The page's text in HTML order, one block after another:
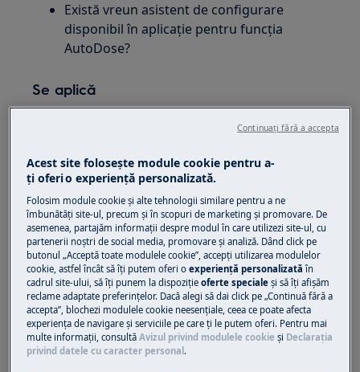
Există vreun asistent de configurare
disponibil în aplicație pentru funcția
AutoDose?
Se aplică
masini de spalat cu caracteristica
Soluție
1. Pentru a vă ajuta lainstalarea AutoDose,
este disponibil un ghid suplimentar în aplicație.
Imediat după ce utilizatorul finalizează Wi-Fi la
bord și înregistrarea, acest ghid va apărea.
Informații despre modul de funcționare
automată
Cum se utilizează diferitele compartimente
(automată vs manual)
Acest site folosește module cookie pentru a-
ţi oferi o experienţă personalizată.
Folosim module cookie și alte tehnologii similare pentru a ne
îmbunătăţi site-ul, precum și în scopuri de marketing și promovare. De
asemenea, partajăm informaţii despre modul în care utilizezi site-ul, cu
partenerii noștri de social media, promovare și analiză. Dând click pe
butonul „Acceptă toate modulele cookie”, accepţi utilizarea modulelor
cookie, astfel încât să îţi putem oferi oexperienţă personalizată în
cadrul site-ului, să îţi punem la dispoziţieoferte speciale și să îţi afișăm
reclame adaptate preferinţelor. Dacă alegi să dai click pe „Continuă fără a
accepta”, blochezi modulele cookie neesenţiale, ceea ce poate afecta
experienţa de navigare și serviciile pe care ţi le putem oferi. Pentru mai
multe informaţii, consultăAvizul privind modulele cookie și Declaraţia
privind datele cu caracter personal.
Continuați fără a accepta